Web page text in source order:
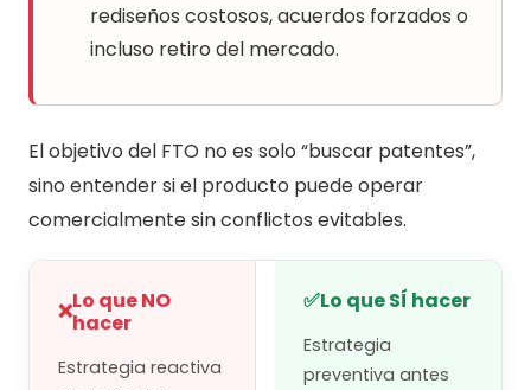
rediseños costosos, acuerdos forzados o
incluso retiro del mercado.
El objetivo del FTO no es solo “buscar patentes”,
sino entender si el producto puede operar
comercialmente sin conflictos evitables.
❌Lo que NO
hacer
Estrategia reactiva
✅Lo que SÍ hacer
Estrategia
preventiva antes